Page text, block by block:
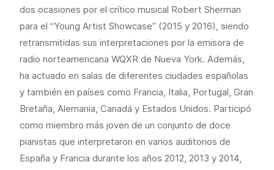
dos ocasiones por el crítico musical Robert Sherman
para el “Young Artist Showcase” (2015 y 2016), siendo
retransmitidas sus interpretaciones por la emisora de
radio norteamericana WQXR de Nueva York. Además,
ha actuado en salas de diferentes ciudades españolas
y también en países como Francia, Italia, Portugal, Gran
Bretaña, Alemania, Canadá y Estados Unidos. Participó
como miembro más joven de un conjunto de doce
pianistas que interpretaron en varios auditorios de
España y Francia durante los años 2012, 2013 y 2014,